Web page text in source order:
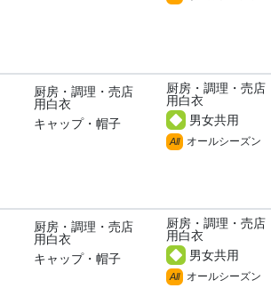
厨房・調理・売店
用白衣
キャップ・帽子
厨房・調理・売店
用白衣
男女共用
All オールシーズン
厨房・調理・売店
用白衣
キャップ・帽子
厨房・調理・売店
用白衣
男女共用
All オールシーズン